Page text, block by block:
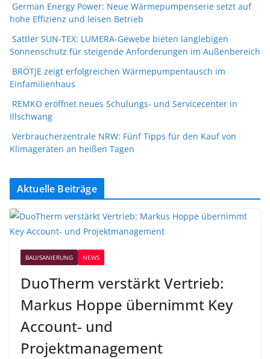
German Energy Power: Neue Wärmepumpenserie setzt auf
hohe Effizienz und leisen Betrieb
Sattler SUN-TEX: LUMERA-Gewebe bieten langlebigen
Sonnenschutz für steigende Anforderungen im Außenbereich
BRÖTJE zeigt erfolgreichen Wärmepumpentausch im
Einfamilienhaus
REMKO eröffnet neues Schulungs- und Servicecenter in
Illschwang
Verbraucherzentrale NRW: Fünf Tipps für den Kauf von
Klimageräten an heißen Tagen
Aktuelle Beiträge
BAU/SANIERUNG NEWS
DuoTherm verstärkt Vertrieb:
Markus Hoppe übernimmt Key
Account- und
Projektmanagement